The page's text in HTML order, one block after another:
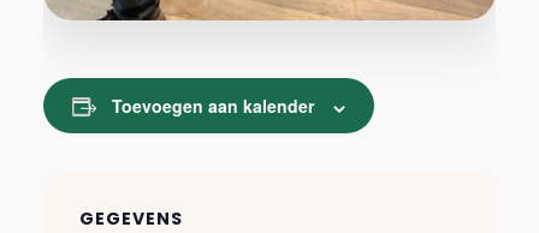
Toevoegen aan kalender
GEGEVENS